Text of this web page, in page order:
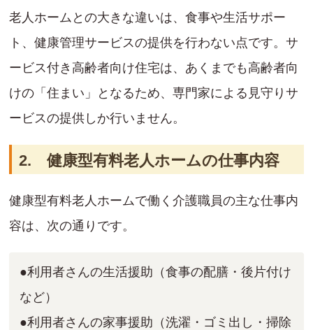
老人ホームとの大きな違いは、食事や生活サポー
ト、健康管理サービスの提供を行わない点です。サ
ービス付き高齢者向け住宅は、あくまでも高齢者向
けの「住まい」となるため、専門家による見守りサ
ービスの提供しか行いません。
2. 健康型有料老人ホームの仕事内容
健康型有料老人ホームで働く介護職員の主な仕事内
容は、次の通りです。
●利用者さんの生活援助（食事の配膳・後片付け
など）
●利用者さんの家事援助（洗濯・ゴミ出し・掃除